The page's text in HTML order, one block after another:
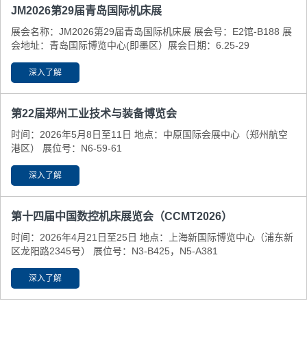
JM2026第29届青岛国际机床展
展会名称：JM2026第29届青岛国际机床展 展会号：E2馆-B188 展
会地址：青岛国际博览中心(即墨区） ​展会日期：6.25-29
深入了解
第22届郑州工业技术与装备博览会
时间：2026年5月8日至11日 地点：中原国际会展中心（郑州航空
港区） 展位号：N6-59-61
深入了解
第十四届中国数控机床展览会（CCMT2026）
时间：2026年4月21日至25日 地点：上海新国际博览中心（浦东新
区龙阳路2345号） 展位号：N3-B425，N5-A381
深入了解